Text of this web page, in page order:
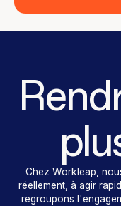
Chez Workleap,
réellement, à agir
regroupons